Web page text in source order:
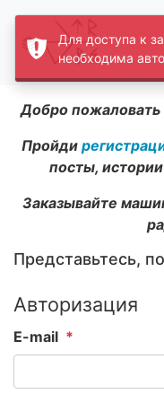
Добро пожаловать
Пройди
посты,
Заказывайте
Представьтесь,
Авторизация
E-mail
Для доступа к
необходима